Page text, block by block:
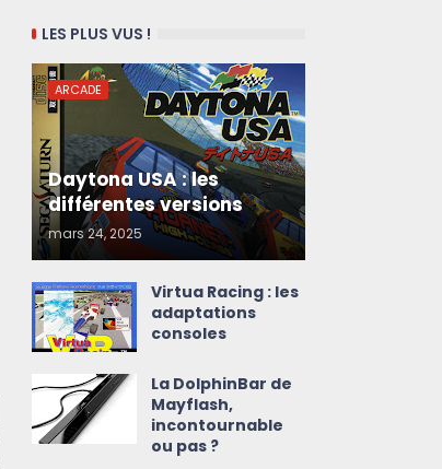
LES PLUS VUS !
ARCADE
Daytona USA : les
différentes versions
mars 24, 2025
Virtua Racing : les
adaptations
consoles
La DolphinBar de
Mayflash,
incontournable
ou pas ?